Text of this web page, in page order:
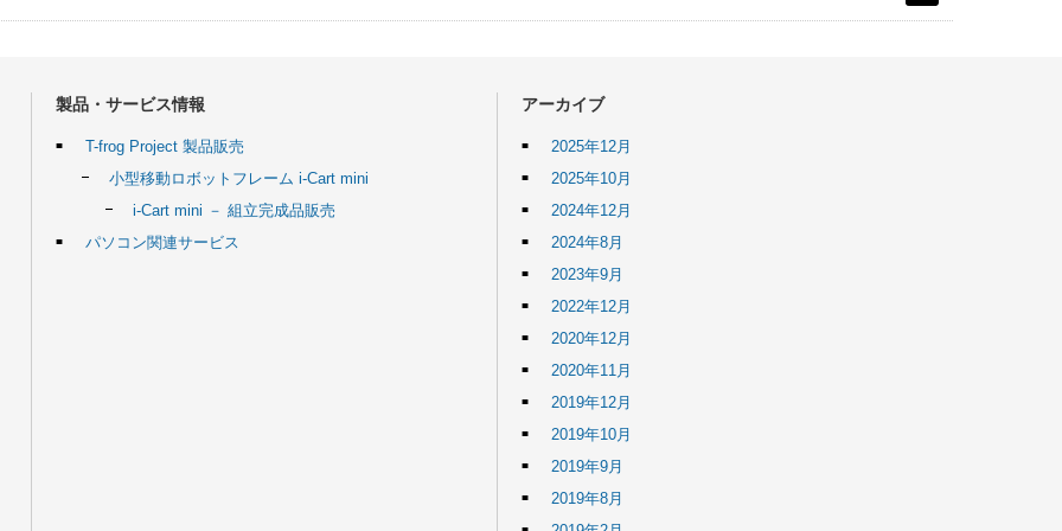
製品・サービス情報
T-frog Project 製品販売
小型移動ロボットフレーム i-Cart mini
i-Cart mini － 組立完成品販売
パソコン関連サービス
アーカイブ
2025年12月
2025年10月
2024年12月
2024年8月
2023年9月
2022年12月
2020年12月
2020年11月
2019年12月
2019年10月
2019年9月
2019年8月